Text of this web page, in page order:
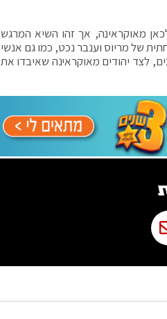
מאוקראינה, אך זהו השיא המרגש
של מריוס וענבר נכט, כמו גם אנשי
לצד יהודים מאוקראינה שאיבדו את